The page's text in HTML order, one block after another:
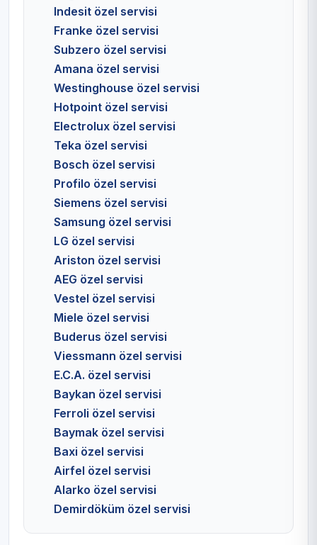
Indesit özel servisi
Franke özel servisi
Subzero özel servisi
Amana özel servisi
Westinghouse özel servisi
Hotpoint özel servisi
Electrolux özel servisi
Teka özel servisi
Bosch özel servisi
Profilo özel servisi
Siemens özel servisi
Samsung özel servisi
LG özel servisi
Ariston özel servisi
AEG özel servisi
Vestel özel servisi
Miele özel servisi
Buderus özel servisi
Viessmann özel servisi
E.C.A. özel servisi
Baykan özel servisi
Ferroli özel servisi
Baymak özel servisi
Baxi özel servisi
Airfel özel servisi
Alarko özel servisi
Demirdöküm özel servisi